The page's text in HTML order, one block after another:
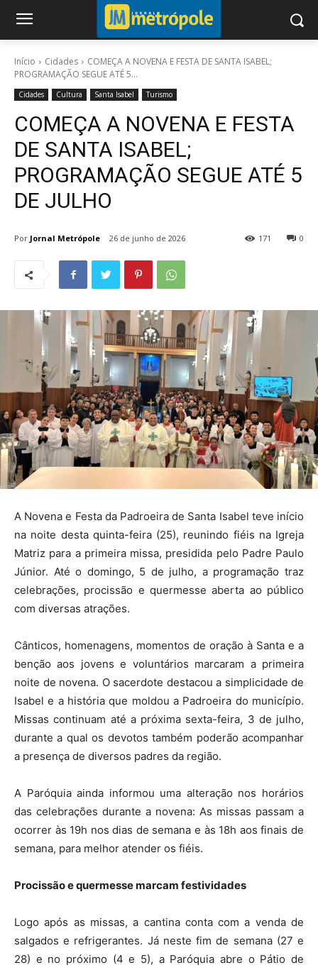
Início Cidades
COMEÇA A NOVENA E FESTA DE SANTA ISABEL;
PROGRAMAÇÃO SEGUE ATÉ 5...
Cidades Cultura Santa Isabel Turismo
COMEÇA A NOVENA E FESTA
DE SANTA ISABEL;
PROGRAMAÇÃO SEGUE ATÉ 5
DE JULHO
Por Jornal Metrópole 26 de junho de 2026 0
171
A Novena e Festa da Padroeira de Santa Isabel teve início
na noite desta quinta-feira (25), reunindo fiéis na Igreja
Matriz para a primeira missa, presidida pelo Padre Paulo
Júnior. Até o domingo, 5 de julho, a programação traz
celebrações, procissão e quermesse aberta ao público
com diversas atrações.
Cânticos, homenagens, momentos de oração à Santa e a
benção aos jovens e voluntários marcaram a primeira
noite de novena. O sacerdote destacou a simplicidade de
Isabel e a história que moldou a Padroeira do município.
Missas continuam até a próxima sexta-feira, 3 de julho,
durante a qual os devotos também poderão acompanhar
a presença de diversos padres da região.
A Paróquia ainda informou uma alteração nos horários
das celebrações durante a novena: As missas passam a
ocorrer às 19h nos dias de semana e às 18h aos finais de
semana, para melhor atender os fiéis.
Procissão e quermesse marcam festividades
Logo após as missas, a cantina conta com a venda de
salgados e refrigerantes. Já neste fim de semana (27 e
28) e no próximo (4 e 5), a Paróquia abre o Pátio de